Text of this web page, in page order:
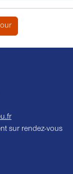
sur rendez-vous